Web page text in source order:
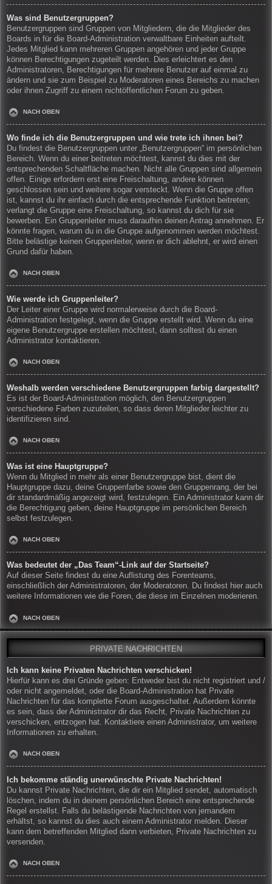
Was sind Benutzergruppen?
Benutzergruppen sind Gruppen von Mitgliedern, die die Mitglieder des
Boards in für die Board-Administration verwaltbare Einheiten aufteilt.
Jedes Mitglied kann mehreren Gruppen angehören und jeder Gruppe
können Berechtigungen zugeteilt werden. Dies erleichtert es den
Administratoren, Berechtigungen für mehrere Benutzer auf einmal zu
ändern und sie zum Beispiel zu Moderatoren eines Bereichs zu machen
oder ihnen Zugriff zu einem nichtöffentlichen Forum zu geben.
NACH OBEN
Wo finde ich die Benutzergruppen und wie trete ich ihnen bei?
Du findest die Benutzergruppen unter „Benutzergruppen“ im persönlichen
Bereich. Wenn du einer beitreten möchtest, kannst du dies mit der
entsprechenden Schaltfläche machen. Nicht alle Gruppen sind allgemein
offen. Einige erfordern erst eine Freischaltung, andere können
geschlossen sein und weitere sogar versteckt. Wenn die Gruppe offen
ist, kannst du ihr einfach durch die entsprechende Funktion beitreten;
verlangt die Gruppe eine Freischaltung, so kannst du dich für sie
bewerben. Ein Gruppenleiter muss daraufhin deinen Antrag annehmen. Er
könnte fragen, warum du in die Gruppe aufgenommen werden möchtest.
Bitte belästige keinen Gruppenleiter, wenn er dich ablehnt, er wird einen
Grund dafür haben.
NACH OBEN
Wie werde ich Gruppenleiter?
Der Leiter einer Gruppe wird normalerweise durch die Board-
Administration festgelegt, wenn die Gruppe erstellt wird. Wenn du eine
eigene Benutzergruppe erstellen möchtest, dann solltest du einen
Administrator kontaktieren.
NACH OBEN
Weshalb werden verschiedene Benutzergruppen farbig dargestellt?
Es ist der Board-Administration möglich, den Benutzergruppen
verschiedene Farben zuzuteilen, so dass deren Mitglieder leichter zu
identifizieren sind.
NACH OBEN
Was ist eine Hauptgruppe?
Wenn du Mitglied in mehr als einer Benutzergruppe bist, dient die
Hauptgruppe dazu, deine Gruppenfarbe sowie den Gruppenrang, der bei
dir standardmäßig angezeigt wird, festzulegen. Ein Administrator kann dir
die Berechtigung geben, deine Hauptgruppe im persönlichen Bereich
selbst festzulegen.
NACH OBEN
Was bedeutet der „Das Team“-Link auf der Startseite?
Auf dieser Seite findest du eine Auflistung des Forenteams,
einschließlich der Administratoren, der Moderatoren. Du findest hier auch
weitere Informationen wie die Foren, die diese im Einzelnen moderieren.
NACH OBEN
PRIVATE NACHRICHTEN
Ich kann keine Privaten Nachrichten verschicken!
Hierfür kann es drei Gründe geben: Entweder bist du nicht registriert und /
oder nicht angemeldet, oder die Board-Administration hat Private
Nachrichten für das komplette Forum ausgeschaltet. Außerdem könnte
es sein, dass der Administrator dir das Recht, Private Nachrichten zu
verschicken, entzogen hat. Kontaktiere einen Administrator, um weitere
Informationen zu erhalten.
NACH OBEN
Ich bekomme ständig unerwünschte Private Nachrichten!
Du kannst Private Nachrichten, die dir ein Mitglied sendet, automatisch
löschen, indem du in deinem persönlichen Bereich eine entsprechende
Regel erstellst. Falls du belästigende Nachrichten von jemandem
erhältst, so kannst du dies auch einem Administrator melden. Dieser
kann dem betreffenden Mitglied dann verbieten, Private Nachrichten zu
versenden.
NACH OBEN